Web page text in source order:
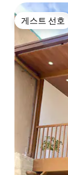
게스트 선호
게스트 선호